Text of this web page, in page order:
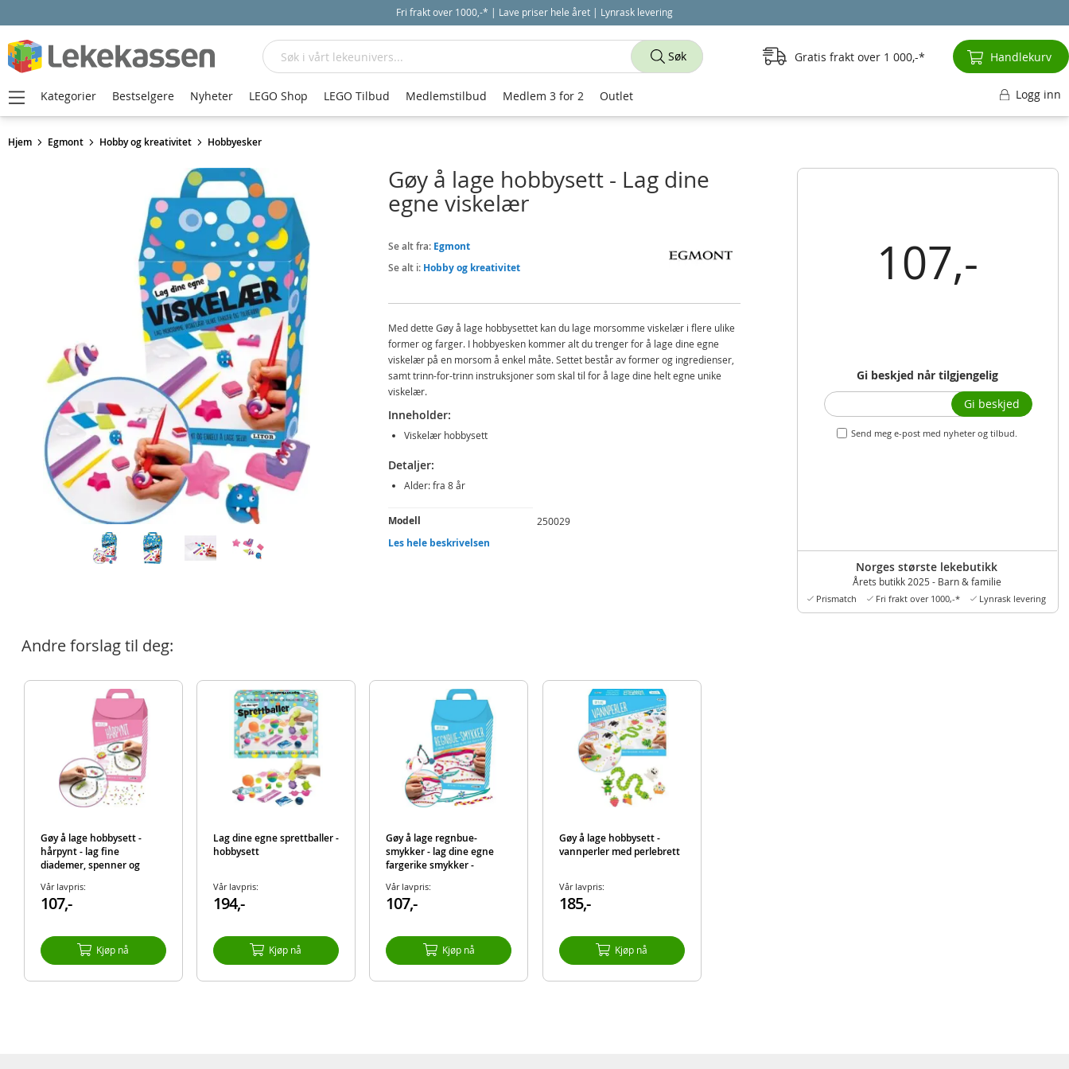
Fri frakt over 1000,-* | Lave priser hele året | Lynrask levering
Hjem Egmont Hobby og kreativitet Hobbyesker
107,-
Gi beskjed når tilgjengelig
Send meg e-post med nyheter og tilbud.
Gi beskjed
Norges største lekebutikk
Årets butikk 2025 - Barn & familie
Prismatch Fri frakt over 1000,-* Lynrask levering
Gøy å lage hobbysett - Lag dine
egne viskelær
Se alt fra: Egmont
Se alt i: Hobby og kreativitet
Med dette Gøy å lage hobbysettet kan du lage morsomme viskelær i flere ulike
former og farger. I hobbyesken kommer alt du trenger for å lage dine egne
viskelær på en morsom å enkel måte. Settet består av former og ingredienser,
samt trinn-for-trinn instruksjoner som skal til for å lage dine helt egne unike
viskelær.
Inneholder:
Viskelær hobbysett
Detaljer:
Alder: fra 8 år
Produktdetaljer
Modell 250029
EAN
Les hele beskrivelsen
Andre forslag til deg:
Gøy å lage hobbysett -
hårpynt - lag fine
diademer, spenner og
Vår lavpris:
107,-
Kjøp nå
Lag dine egne sprettballer -
hobbysett
Vår lavpris:
194,-
Kjøp nå
Gøy å lage regnbue-
smykker - lag dine egne
fargerike smykker -
Vår lavpris:
107,-
Kjøp nå
Gøy å lage hobbysett -
vannperler med perlebrett
Vår lavpris:
185,-
Kjøp nå
Søk
Søk Gratis frakt over 1 000,- Handlekurv
Kategorier Bestselgere Nyheter LEGO Shop LEGO Tilbud Medlemstilbud Medlem 3 for 2 Outlet Logg inn